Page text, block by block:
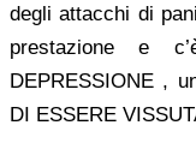
degli attacchi di
prestazione e
DEPRESSIONE ,
DI ESSERE